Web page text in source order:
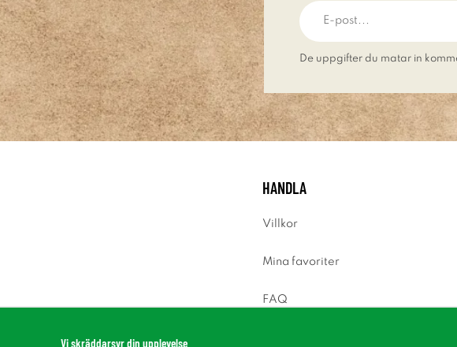
De uppgifter du matar in
HANDLA
Villkor
Mina favoriter
FAQ
Vi skräddarsyr din upplevelse